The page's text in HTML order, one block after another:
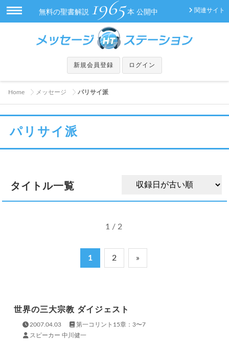
関連サイト
無料の聖書解説 1965 本 公開中
新規会員登録 ログイン
Home メッセージ パリサイ派
パリサイ派
タイトル一覧
1 / 2
1 2 »
世界の三大宗教 ダイジェスト
2007.04.03
第一コリント15章：3〜7
スピーカー 中川健一